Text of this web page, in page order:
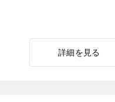
詳細を見る